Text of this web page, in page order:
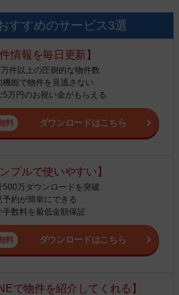
すすめのサービス3選
件情報を毎日更新】
万件以上の圧倒的な物件数
機能で物件を見逃さない
5万円のお祝い金がもらえる
ダウンロードはこちら
ンプルで使いやすい】
500万ダウンロードを突破
予約が簡単にできる
手数料を最低金額保証
ダウンロードはこちら
で物件を紹介してくれる】